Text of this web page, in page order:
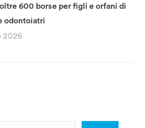
600 borse per figli e orfani di
odontoiatri
2026